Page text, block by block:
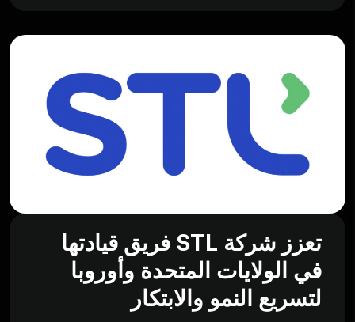
تعزز شركة STL فريق قيادتها
في الولايات المتحدة وأوروبا
لتسريع النمو والابتكار